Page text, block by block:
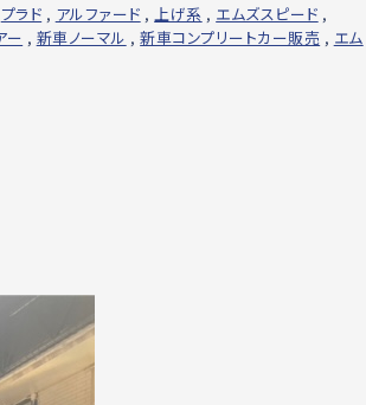
プラド , アルファード , 上げ系 , エムズスピード ,
ー , 新車ノーマル ,新車コンプリートカー販売 , エム